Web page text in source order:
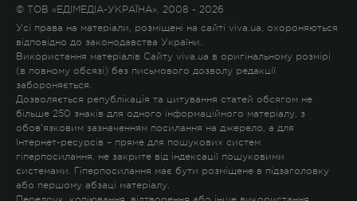
© ТОВ «ЕДІМЕДІА-УКРАЇНА», 2008 - 2026
Усі права на матеріали, розміщені на сайті viva.ua, охороняються
відповідно до законодавства України.
Використання матеріалів Сайту viva.ua в оригінальному розмірі
(в повному обсязі) без письмового дозволу редакції
забороняється.
Дозволяється републікація та цитування статей обсягом не
більше 250 знаків для одного інформаційного матеріалу, з
обов'язковим зазначенням посилання на джерело, а для
Інтернет-ресурсів – пряме для пошукових систем
гіперпосилання, не закрите від індексації пошуковими
системами. Гіперпосилання має бути розміщене в підзаголовку
або першому абзаці матеріалу.